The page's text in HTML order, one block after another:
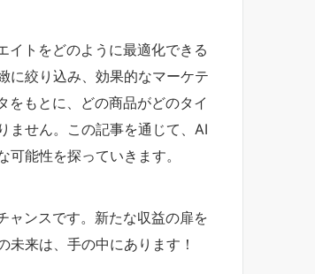
イトをどのように最適化できる
に絞り込み、効果的なマーケテ
をもとに、どの商品がどのタイ
ません。この記事を通じて、AI
能性を探っていきます。
ャンスです。新たな収益の扉を
来は、手の中にあります！